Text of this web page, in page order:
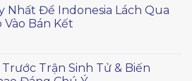
Nhất Để Indonesia Lách Qua
Vào Bán Kết
Trận Sinh Tử & Biến